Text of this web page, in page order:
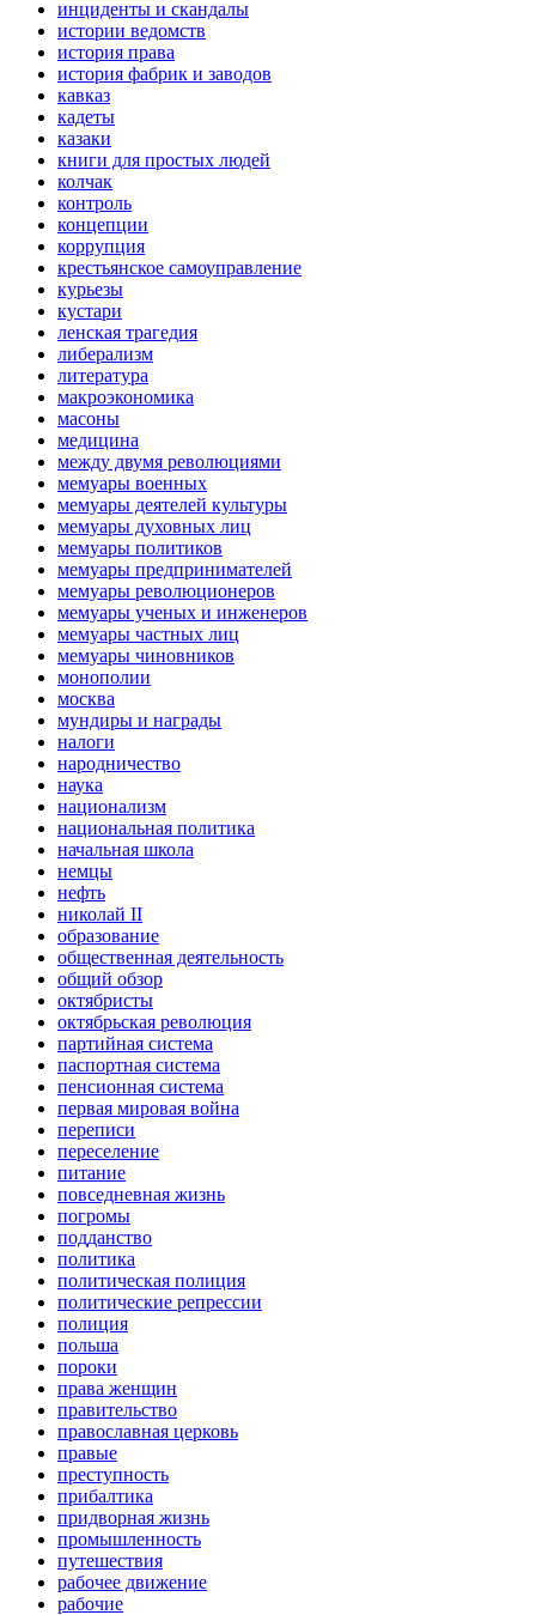
инциденты и скандалы
истории ведомств
история права
история фабрик и заводов
кавказ
кадеты
казаки
книги для простых людей
колчак
контроль
концепции
коррупция
крестьянское самоуправление
курьезы
кустари
ленская трагедия
либерализм
литература
макроэкономика
масоны
медицина
между двумя революциями
мемуары военных
мемуары деятелей культуры
мемуары духовных лиц
мемуары политиков
мемуары предпринимателей
мемуары революционеров
мемуары ученых и инженеров
мемуары частных лиц
мемуары чиновников
монополии
москва
мундиры и награды
налоги
народничество
наука
национализм
национальная политика
начальная школа
немцы
нефть
николай II
образование
общественная деятельность
общий обзор
октябристы
октябрьская революция
партийная система
паспортная система
пенсионная система
первая мировая война
переписи
переселение
питание
повседневная жизнь
погромы
подданство
политика
политическая полиция
политические репрессии
полиция
польша
пороки
права женщин
правительство
православная церковь
правые
преступность
прибалтика
придворная жизнь
промышленность
путешествия
рабочее движение
рабочие